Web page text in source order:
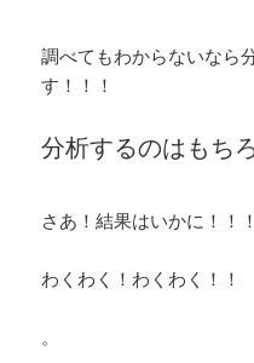
調べてもわからないなら
す！！！
分析するのはもち
さあ！結果はいかに！！
わくわく！わくわく！！
。